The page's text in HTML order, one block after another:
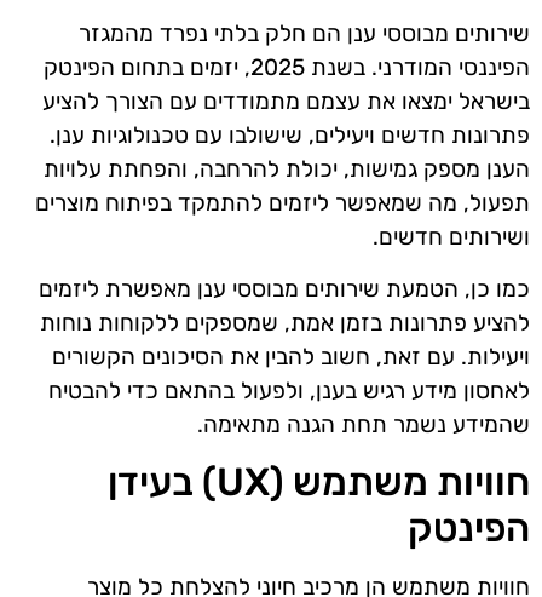
שירותים מבוססי ענן הם חלק בלתי נפרד מהמגזר
הפיננסי המודרני. בשנת 2025, יזמים בתחום הפינטק
בישראל ימצאו את עצמם מתמודדים עם הצורך להציע
פתרונות חדשים ויעילים, שישולבו עם טכנולוגיות ענן.
הענן מספק גמישות, יכולת להרחבה, והפחתת עלויות
תפעול, מה שמאפשר ליזמים להתמקד בפיתוח מוצרים
ושירותים חדשים.
כמו כן, הטמעת שירותים מבוססי ענן מאפשרת ליזמים
להציע פתרונות בזמן אמת, שמספקים ללקוחות נוחות
ויעילות. עם זאת, חשוב להבין את הסיכונים הקשורים
לאחסון מידע רגיש בענן, ולפעול בהתאם כדי להבטיח
שהמידע נשמר תחת הגנה מתאימה.
חוויות משתמש (UX) בעידן
הפינטק
חוויות משתמש הן מרכיב חיוני להצלחת כל מוצר